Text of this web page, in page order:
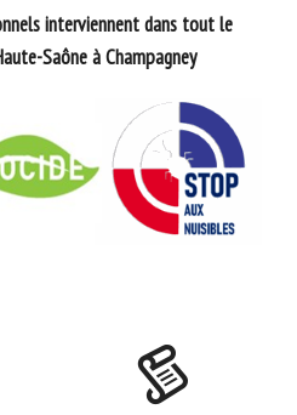
interviennent dans tout le
Saône à Champagney